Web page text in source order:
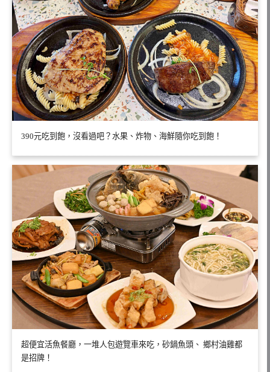
390元吃到飽，沒看過吧？水果、炸物、海鮮隨你吃到飽！
超便宜活魚餐廳，一堆人包遊覽車來吃，砂鍋魚頭、 鄉村油雞都
是招牌！